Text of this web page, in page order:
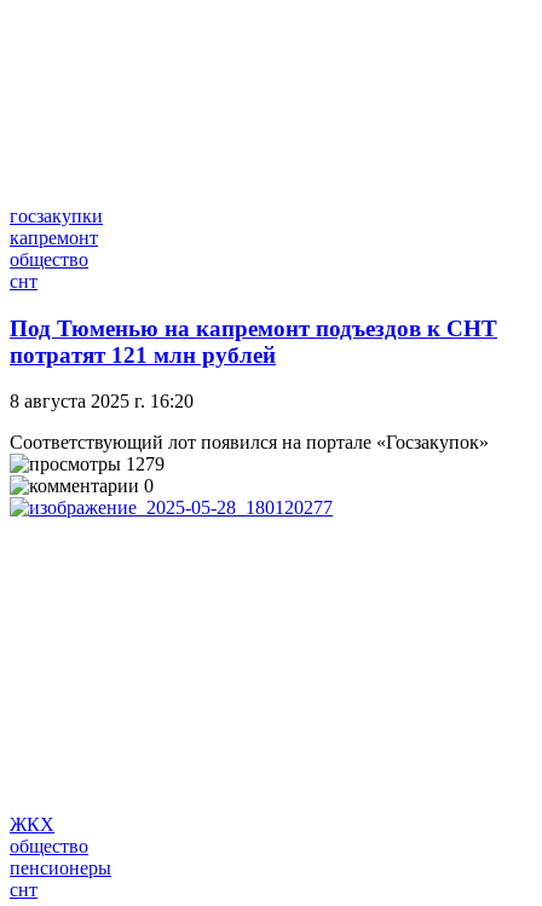
госзакупки
капремонт
общество
снт
Под Тюменью на капремонт подъездов к СНТ
потратят 121 млн рублей
8 августа 2025 г. 16:20
Соответствующий лот появился на портале «Госзакупок»
1279
0
ЖКХ
общество
пенсионеры
снт